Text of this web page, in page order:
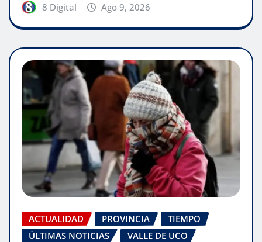
8 Digital Ago 9, 2026
ACTUALIDAD PROVINCIA
TIEMPO
ÚLTIMAS NOTICIAS
VALLE DE UCO